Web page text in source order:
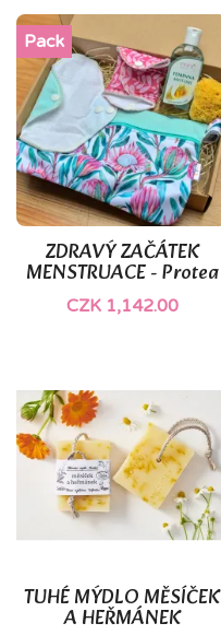
ZDRAVÝ ZAČÁTEK
MENSTRUACE - Protea
CZK 1,142.00
Pack
TUHÉ MÝDLO MĚSÍČEK
A HEŘMÁNEK